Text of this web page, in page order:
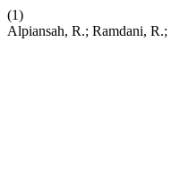
(1)
Alpiansah, R.; Ramdani,